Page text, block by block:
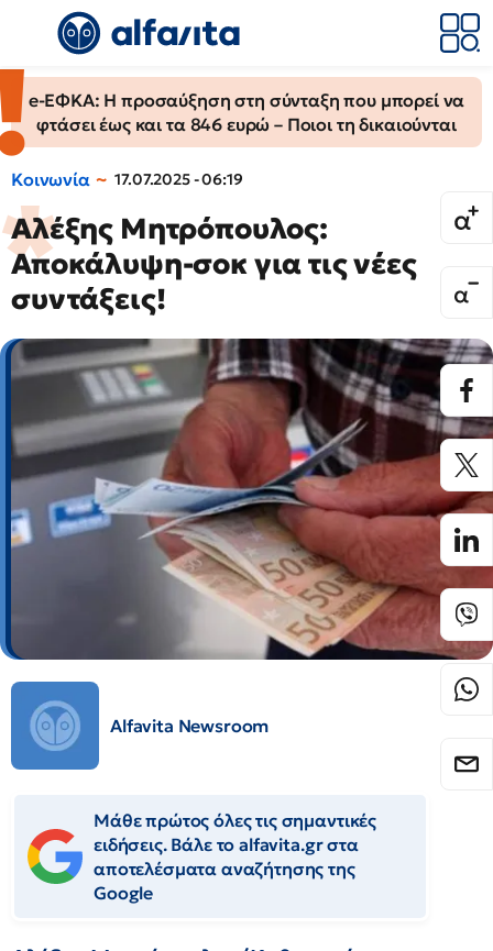
e-ΕΦΚΑ: Η προσαύξηση στη σύνταξη που μπορεί να
φτάσει έως και τα 846 ευρώ – Ποιοι τη δικαιούνται
Κοινωνία 17.07.2025 - 06:19
Αλέξης Μητρόπουλος:
Αποκάλυψη-σοκ για τις νέες
συντάξεις!
Alfavita Newsroom
Μάθε πρώτος όλες τις σημαντικές
ειδήσεις. Βάλε το alfavita.gr στα
αποτελέσματα αναζήτησης της
Google